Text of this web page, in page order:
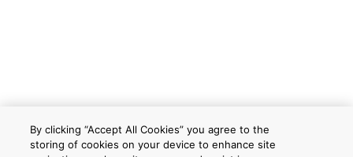
By clicking “Accept All Cookies” you agree to the
storing of cookies on your device to enhance site